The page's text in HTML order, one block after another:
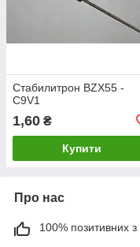
Стабилитрон BZX55 -
C9V1
1,60 ₴
Купити
Про нас
100% позитивних з